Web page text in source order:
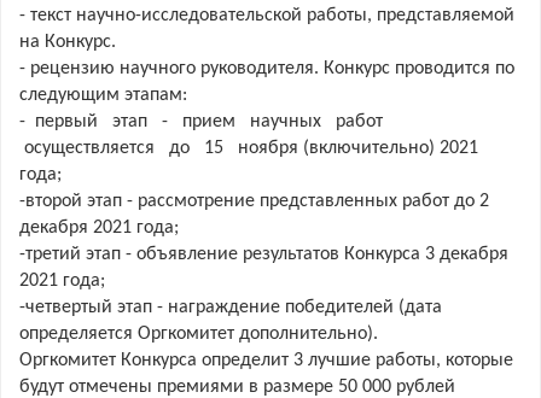
- текст научно-исследовательской работы, представляемой
на Конкурс.
- рецензию научного руководителя. Конкурс проводится по
следующим этапам:
- первый этап - прием научных работ
осуществляется до 15 ноября (включительно) 2021
года;
-второй этап - рассмотрение представленных работ до 2
декабря 2021 года;
-третий этап - объявление результатов Конкурса 3 декабря
2021 года;
-четвертый этап - награждение победителей (дата
определяется Оргкомитет дополнительно).
Оргкомитет Конкурса определит 3 лучшие работы, которые
будут отмечены премиями в размере 50 000 рублей